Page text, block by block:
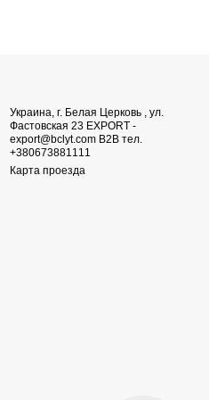
Украина, г. Белая Церковь , ул.
Фастовская 23 EXPORT -
export@bclyt.com B2B тел.
+380673881111
Карта проезда